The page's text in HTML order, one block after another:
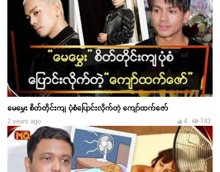
မေမွှေး စိတ်တိုင်းကျ ပုံစံပြောင်းလိုက်တဲ့ ကျော်ထက်ဇော်
2 years ago 743
4